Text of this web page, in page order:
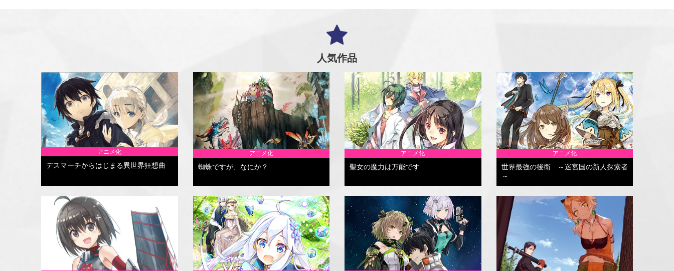
人気作品
アニメ化
デスマーチからはじまる異世界狂想曲
アニメ化
蜘蛛ですが、なにか？
アニメ化
聖女の魔力は万能です
アニメ化
世界最強の後衛 ～迷宮国の新人探索者
～